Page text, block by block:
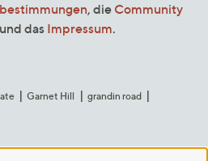
, die Community
und das Impressum.
Garnet Hill
grandin road